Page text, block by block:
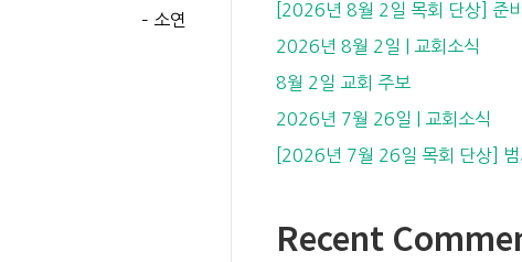
– 소연
[2026년 8월 2일 목회 단상] 준
2026년 8월 2일 | 교회소식
8월 2일 교회 주보
2026년 7월 26일 | 교회소식
[2026년 7월 26일 목회 단상]
Recent